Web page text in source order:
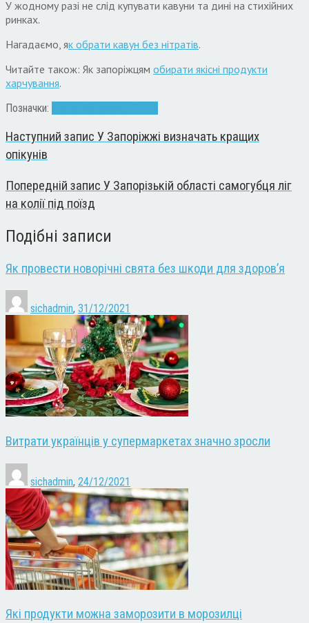
У жодному разі не слід купувати кавуни та дині на стихійних
ринках.
Нагадаємо, як обрати кавун без нітратів.
Читайте також: Як запоріжцям обирати якісні продукти
харчування.
Позначки:
Наступний запис У Запоріжжі визначать кращих
опікунів
Попередній запис У Запорізькій області самогубця ліг
на колії під поїзд
Подібні записи
Як провести новорічні свята без шкоди для здоров’я
sichadmin, 31/12/2021
Витрати українців у супермаркетах значно зросли
sichadmin, 24/12/2021
Які продукти можна заморозити в морозилці